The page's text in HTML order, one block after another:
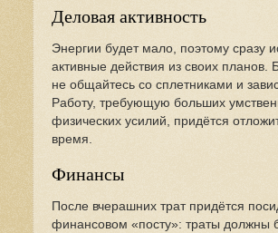
Деловая активность
Энергии будет мало, поэтому сразу
активные действия из своих планов.
не общайтесь со сплетниками и
Работу, требующую больших
физических усилий, придётся
время.
Финансы
После вчерашних трат придётся
финансовом «посту»: траты должны